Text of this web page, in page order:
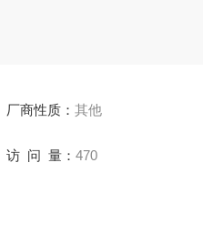
厂商性质： 其他
访 问 量： 470